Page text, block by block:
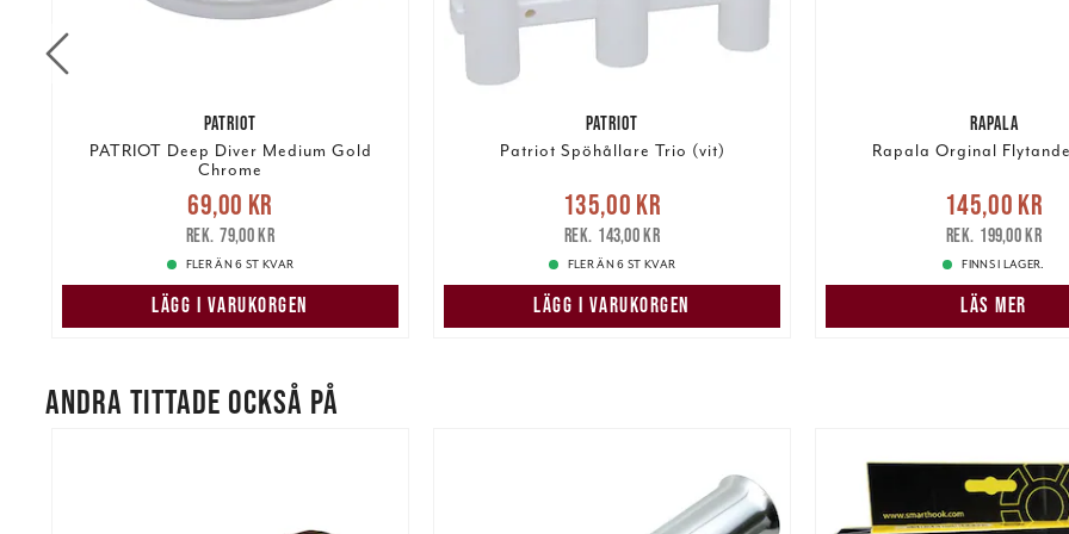
PATRIOT
PATRIOT Deep Diver Medium Gold
Chrome
Nuvarande pris:69,00 kr
pris:79,00 kr
69,00 kr
79,00 kr
FLER ÄN 6 ST KVAR
LÄGG I VARUKORGEN
PATRIOT
Patriot Spöhållare Trio (vit)
Nuvarande pris
Tidigare pris
135,00 kr
143,00 kr
FLER ÄN 6 ST KVAR
LÄGG I VARUKORGEN
RAPALA
Rapala Orginal Flytande
Nuvarande pris
Tidigare pris
145,00 kr
199,00 kr
FINNS I LAGER.
LÄS MER
ANDRA TITTADE OCKSÅ PÅ